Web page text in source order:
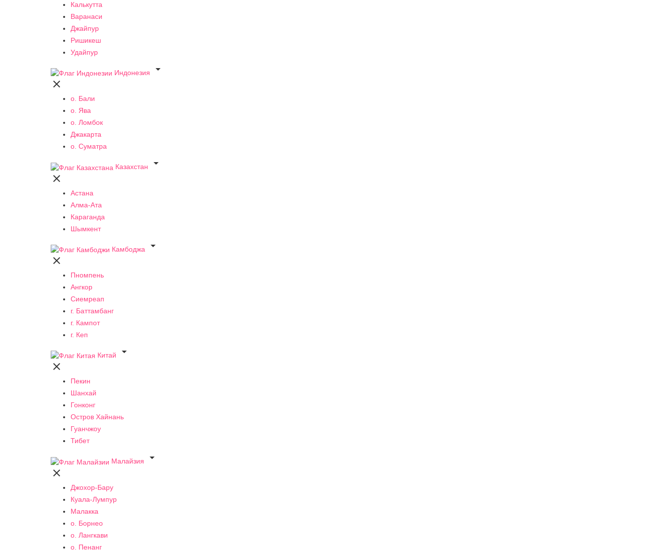
Калькутта
Варанаси
Джайпур
Ришикеш
Удайпур
Индонезия


о. Бали
о. Ява
о. Ломбок
Джакарта
о. Суматра
Казахстан


Астана
Алма-Ата
Караганда
Шымкент
Камбоджа


Пномпень
Ангкор
Сиемреап
г. Баттамбанг
г. Кампот
г. Кеп
Китай


Пекин
Шанхай
Гонконг
Остров Хайнань
Гуанчжоу
Тибет
Малайзия


Джохор-Бару
Куала-Лумпур
Малакка
о. Борнео
о. Лангкави
о. Пенанг